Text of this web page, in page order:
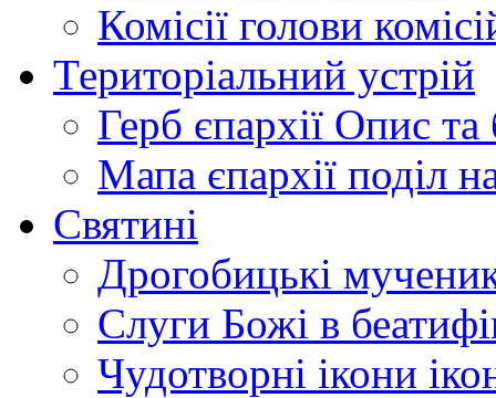
Комісії голови
Територіальний устрій
Герб єпархії Опис та
Мапа єпархії поділ
Святині
Дрогобицькі
Слуги Божі в
Чудотворні ікони